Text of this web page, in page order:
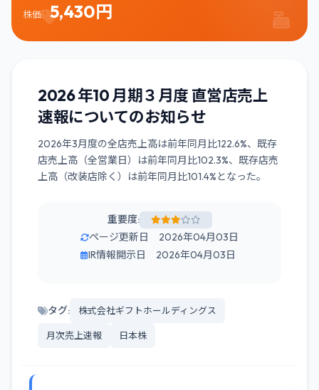
株価: 5,430円
2026 年10 月期３月度 直営店売上
速報についてのお知らせ
2026年3月度の全店売上高は前年同月比122.6%、既存
店売上高（全営業日）は前年同月比102.3%、既存店売
上高（改装店除く）は前年同月比101.4%となった。
重要度:
ページ更新日 2026年04月03日
IR情報開示日 2026年04月03日
タグ: 株式会社ギフトホールディングス
月次売上速報 日本株